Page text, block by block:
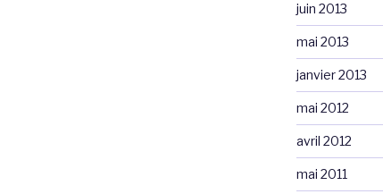
juin 2013
mai 2013
janvier 2013
mai 2012
avril 2012
mai 2011